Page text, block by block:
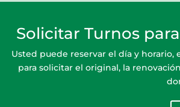
Solicitar Turnos
Usted puede reservar el día y horario,
para solicitar el original, la